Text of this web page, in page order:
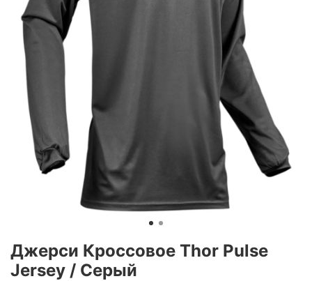
Джерси Кроссовое Thor Pulse
Jersey / Серый